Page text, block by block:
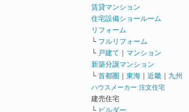
賃貸マンション
住宅設備ショールーム
リフォーム
└ フルリフォーム
└ 戸建て ｜ マンション
新築分譲マンション
└ 首都圏 ｜ 東海 ｜ 近畿 ｜ 九州
ハウスメーカー 注文住宅
建売住宅
└ ビルダー